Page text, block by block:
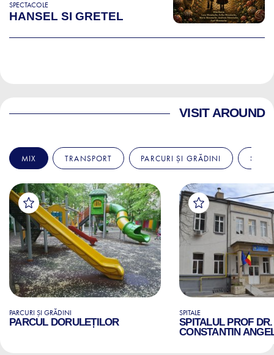
SPECTACOLE
HANSEL SI GRETEL
VISIT AROUND
MIX TRANSPORT PARCURI ȘI GRĂDINI
PARCURI ȘI GRĂDINI
PARCUL DORULEȚILOR
SPITALE
SPITALUL PROF DR.
CONSTANTIN